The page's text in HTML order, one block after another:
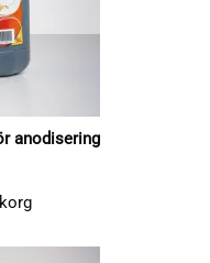
anodisering